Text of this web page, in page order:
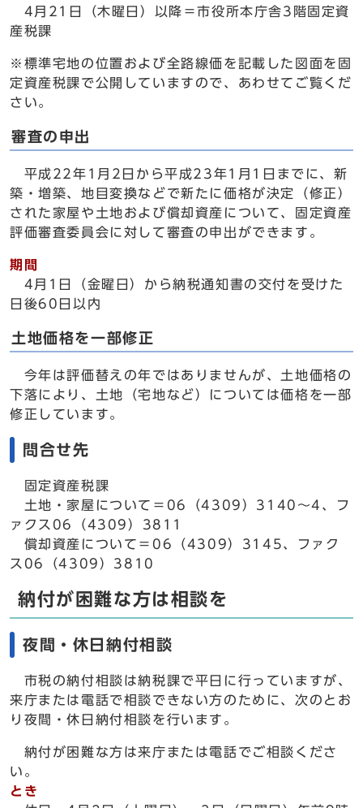
4月21日（木曜日）以降＝市役所本庁舎3階固定資
産税課
※標準宅地の位置および全路線価を記載した図面を固
定資産税課で公開していますので、あわせてご覧くだ
さい。
審査の申出
平成22年1月2日から平成23年1月1日までに、新
築・増築、地目変換などで新たに価格が決定（修正）
された家屋や土地および償却資産について、固定資産
評価審査委員会に対して審査の申出ができます。
期間
4月1日（金曜日）から納税通知書の交付を受けた
日後60日以内
土地価格を一部修正
今年は評価替えの年ではありませんが、土地価格の
下落により、土地（宅地など）については価格を一部
修正しています。
問合せ先
固定資産税課
土地・家屋について＝06（4309）3140～4、フ
ァクス06（4309）3811
償却資産について＝06（4309）3145、ファク
ス06（4309）3810
納付が困難な方は相談を
夜間・休日納付相談
市税の納付相談は納税課で平日に行っていますが、
来庁または電話で相談できない方のために、次のとお
り夜間・休日納付相談を行います。
納付が困難な方は来庁または電話でご相談くださ
い。
とき